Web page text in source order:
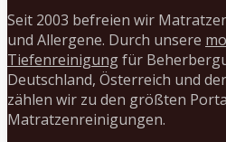
Seit 2003 befreien wir
und Allergene. Durch unsere
Tiefenreinigungfür
Deutschland, Österreich und
zählen wir zu den größten
Matratzenreinigungen.